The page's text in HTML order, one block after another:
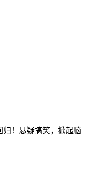
！悬疑搞笑，掀起脑